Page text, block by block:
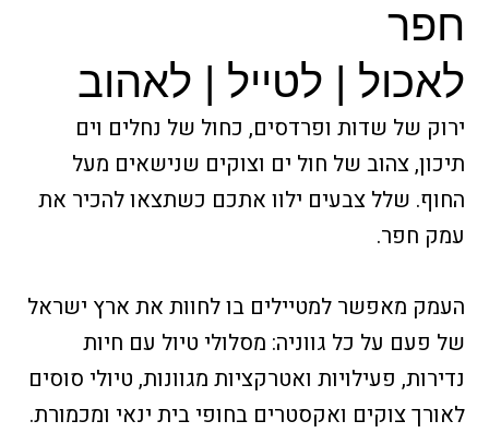
חפר
לאכול | לטייל | לאהוב
ירוק של שדות ופרדסים, כחול של נחלים וים
תיכון, צהוב של חול ים וצוקים שנישאים מעל
החוף. שלל צבעים ילוו אתכם כשתצאו להכיר את
עמק חפר.
העמק מאפשר למטיילים בו לחוות את ארץ ישראל
של פעם על כל גווניה: מסלולי טיול עם חיות
נדירות, פעילויות ואטרקציות מגוונות, טיולי סוסים
לאורך צוקים ואקסטרים בחופי בית ינאי ומכמורת.